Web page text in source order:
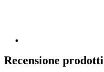
Recensione prodotti